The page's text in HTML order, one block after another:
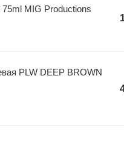
MIG Productions
PLW DEEP BROWN